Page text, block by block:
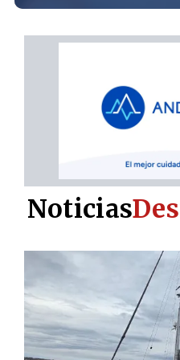
Noticias